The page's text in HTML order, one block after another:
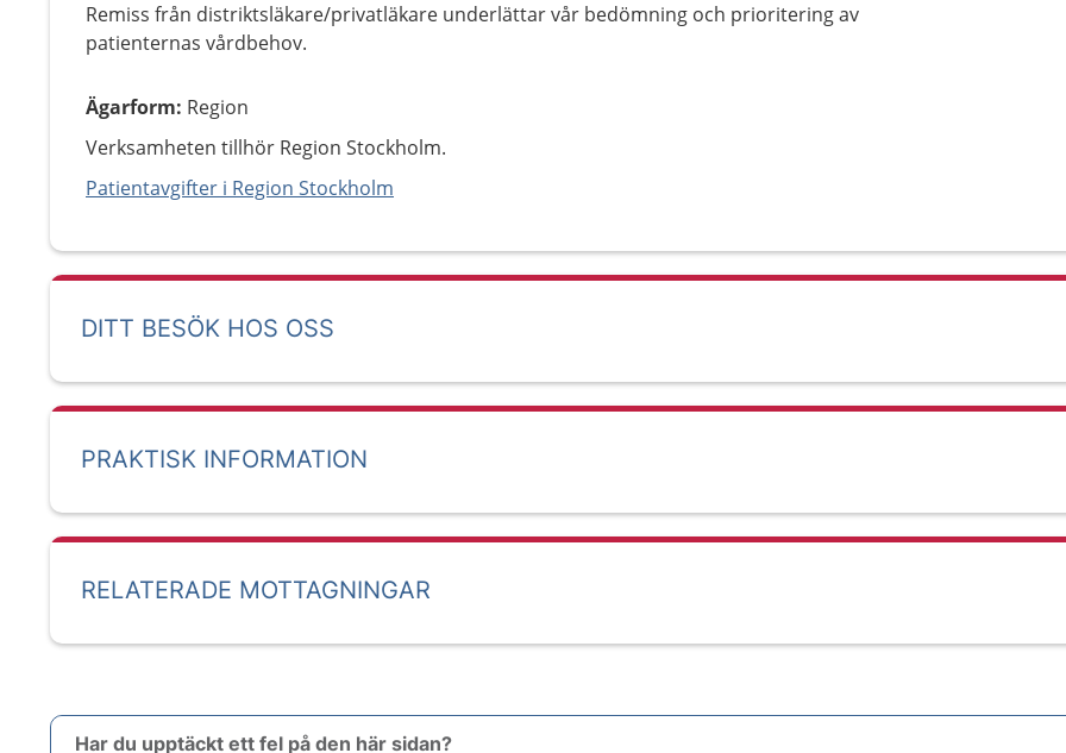
Remiss från distriktsläkare/privatläkare underlättar vår bedömning och prioritering av
patienternas vårdbehov.
Ägarform: Region
Verksamheten tillhör Region Stockholm.
Patientavgifter i Region Stockholm
DITT BESÖK HOS OSS
PRAKTISK INFORMATION
RELATERADE MOTTAGNINGAR
Har du upptäckt ett fel på den här sidan?